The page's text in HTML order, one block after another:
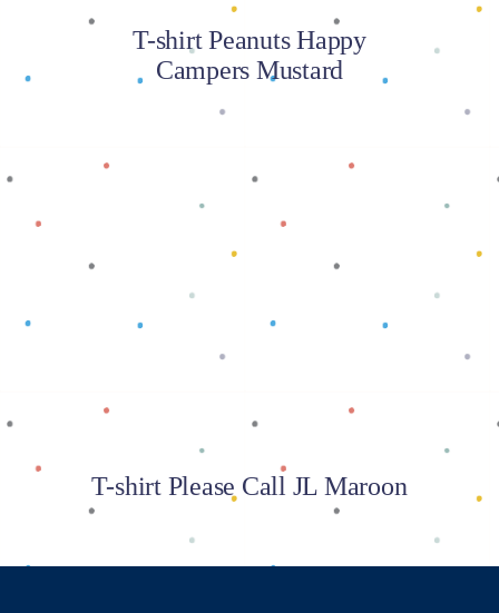
T-shirt Peanuts Happy
Campers Mustard
Baca selengkapnya
T-shirt Please Call JL Maroon